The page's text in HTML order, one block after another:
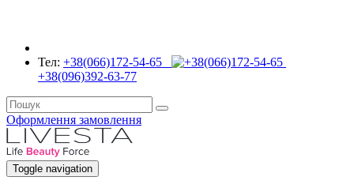
Тел: +38(066)172-54-65
+38(096)392-63-77
Оформлення замовлення
Toggle navigation